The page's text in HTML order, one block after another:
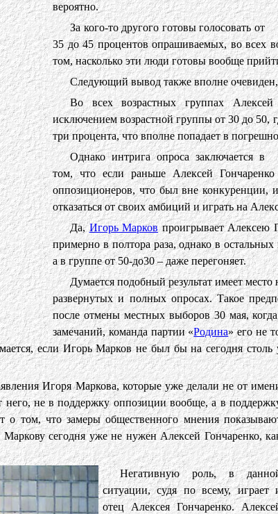
вероятно.
За кого-то другого готовы голосовать от
35 до 45 процентов опрашиваемых, во всех
том, насколько эти люди готовы вообще
Следующий вывод также вполне
Во всех возрастных группах Алексей
исключением возрастной группы от 30 до 50,
три процента, что вполне попадает в
Однако интрига опроса заключается в
том, что если раньше Алексей Гончаренко
оппозиционеров, что был вне
отказаться от своих амбиций и играть на
Да,Игорь Марковпроигрывает Алексею
примерно в полтора раза, однако в
а в группе от 50-до30 – даже перегоняет.
Думается подобный результат имеет
развернутых и полных опросах. Такое
после отмены местных выборов 30 мая,
замечаний, команда партии «Родина» его не
если Игорь Марков не был бы на сегодня
Игоря Маркова, которые уже делали не от
него, не в поддержку оппозиции вообще, а в
о том, что замеры общественного мнения
сегодня уже не нужен Алексей Гончаренко,
Негативную роль, в
ситуации, судя по всему, играет
отец Алексея Гончаренко.